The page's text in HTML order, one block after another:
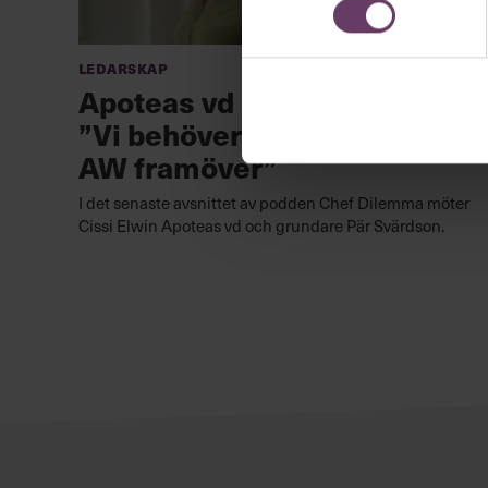
Ledarskap
Apoteas vd Pär Svärdson:
”Vi behöver ha extra mycket
AW framöver”
I det senaste avsnittet av podden Chef Dilemma möter
Cissi Elwin Apoteas vd och grundare Pär Svärdson.